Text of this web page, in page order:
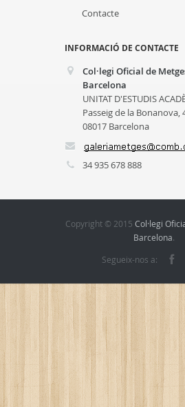
Contacte
INFORMACIÓ DE CONTACTE
Col·legi Oficial de
Barcelona
UNITAT D'ESTUDIS
Passeig de la Bonanova,
08017 Barcelona
34 935 678 888
Copyright © 2015 Col·legi
Barcelona.
Segueix-nos a: